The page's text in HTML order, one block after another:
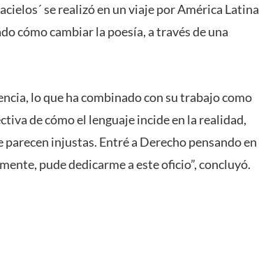
se realizó en un viaje por América Latina
cómo cambiar la poesía, a través de una
lo que ha combinado con su trabajo como
de cómo el lenguaje incide en la realidad,
injustas. Entré a Derecho pensando en
pude dedicarme a este oficio”, concluyó.